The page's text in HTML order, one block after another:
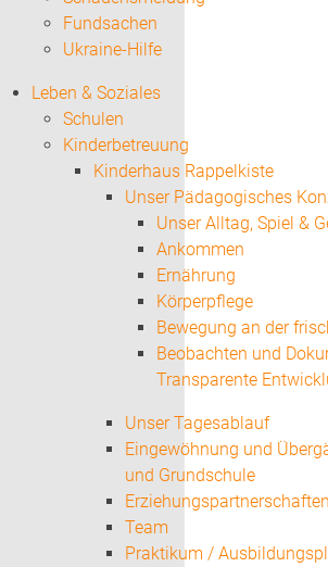
Fundsachen
Ukraine-Hilfe
Leben & Soziales
Schulen
Kinderbetreuung
Kinderhaus Rappelkiste
Unser Pädagogisches
Unser Alltag, Spiel &
Ankommen
Ernährung
Körperpflege
Bewegung an der
Beobachten und
Transparente
Unser Tagesablauf
Eingewöhnung und
und Grundschule
Team
Praktikum /